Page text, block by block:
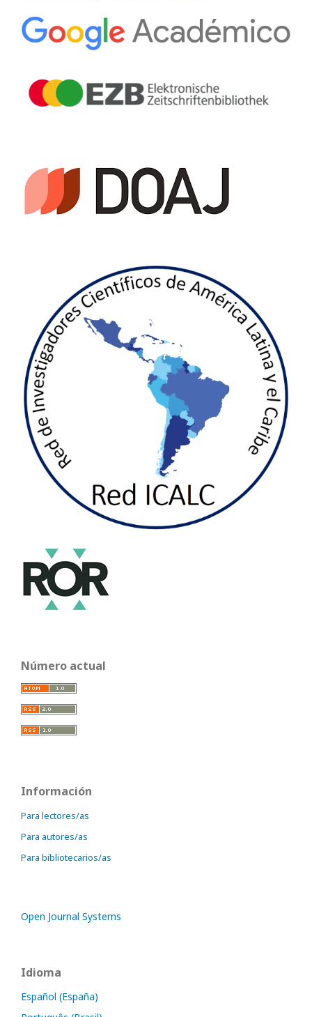
Número actual
Información
Para lectores/as
Para autores/as
Para bibliotecarios/as
Open Journal Systems
Idioma
Español (España)